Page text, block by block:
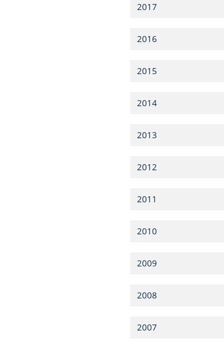
2017
2016
2015
2014
2013
2012
2011
2010
2009
2008
2007